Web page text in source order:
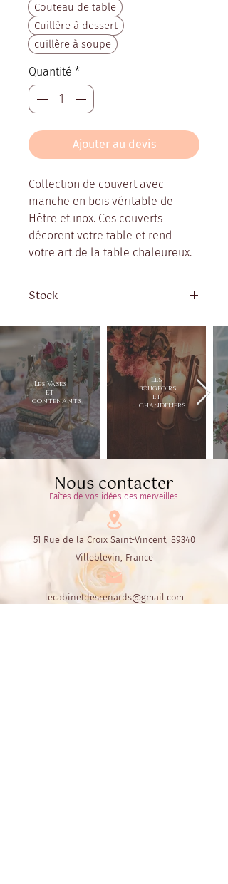
Couteau de table
Cuillère à dessert
cuillère à soupe
Quantité *
Ajouter au devis
Collection de couvert avec
manche en bois véritable de
Hêtre et inox. Ces couverts
décorent votre table et rend
votre art de la table chaleureux.
Stock
Quantité disponible:
Fourchette de table : 360
Couteau de table : 360
Cuillère à soupe : 360
Cuillère à dessert : 360
Les Vases
et
contenants
Les
bougeoirs
et
chandeliers
Nous contacter
Faîtes de vos idées des merveilles
51 Rue de la Croix Saint-Vincent, 89340
Villeblevin, France
lecabinetdesrenards@gmail.com